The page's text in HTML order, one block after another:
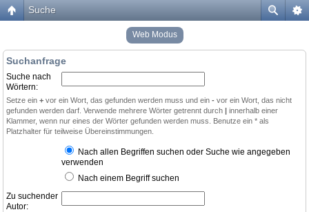
Suche
Web Modus
Suchanfrage
Suche nach
Wörtern:
Setze ein + vor ein Wort, das gefunden werden muss und ein - vor ein Wort, das nicht
gefunden werden darf. Verwende mehrere Wörter getrennt durch | innerhalb einer
Klammer, wenn nur eines der Wörter gefunden werden muss. Benutze ein * als
Platzhalter für teilweise Übereinstimmungen.
Nach allen Begriffen suchen oder Suche wie angegeben
verwenden
Nach einem Begriff suchen
Zu suchender
Autor: